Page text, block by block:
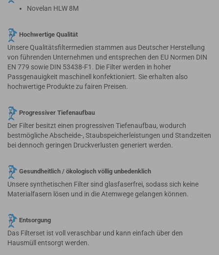
Novelan HLW 8M
Hochwertige Qualität
Unsere Qualitätsfiltermedien stammen aus Deutscher Herstellung
von führenden Unternehmen und entsprechen den EU Normen DIN
EN 779 sowie DIN 53438-F1. Die Filter werden in hoher
Passgenauigkeit maschinell konfektioniert. Sie erhalten also
hochwertige Produkte zu fairen Preisen.
Progressiver Tiefenaufbau
Der Filter besitzt einen progressiven Tiefenaufbau, wodurch
bestmögliche Abscheide-, Staubspeicherleistungen und Standzeiten
bei dennoch geringen Druckverlusten generiert werden.
Gesundheitlich / ökologisch völlig unbedenklich
Unsere synthetischen Filter sind glasfaserfrei, sodass sich keine
Materialfasern lösen und in die Atemwege gelangen können.
Entsorgung
Das Filterset ist voll veraschbar und kann einfach über den
Hausmüll entsorgt werden.